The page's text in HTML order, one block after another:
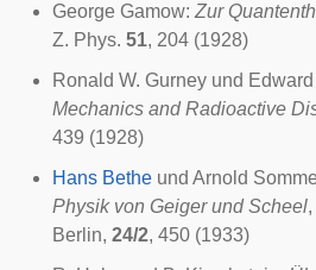
George Gamow: Zur
Z. Phys. 51, 204 (1928)
Ronald W. Gurney und
Mechanics and Radioactive
439 (1928)
Hans Bethe und Arnold
Physik von Geiger und Scheel
Berlin, 24/2, 450 (1933)